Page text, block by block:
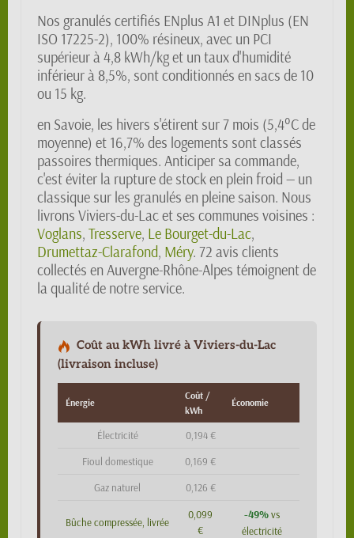
Nos granulés certifiés ENplus A1 et DINplus (EN
ISO 17225-2), 100% résineux, avec un PCI
supérieur à 4,8 kWh/kg et un taux d'humidité
inférieur à 8,5%, sont conditionnés en sacs de 10
ou 15 kg.
en Savoie, les hivers s'étirent sur 7 mois (5,4°C de
moyenne) et 16,7% des logements sont classés
passoires thermiques. Anticiper sa commande,
c'est éviter la rupture de stock en plein froid — un
classique sur les granulés en pleine saison. Nous
livrons Viviers-du-Lac et ses communes voisines :
Voglans, Tresserve, Le Bourget-du-Lac,
Drumettaz-Clarafond, Méry. 72 avis clients
collectés en Auvergne-Rhône-Alpes témoignent de
la qualité de notre service.
Coût au kWh livré à Viviers-du-Lac
(livraison incluse)
Énergie
Coût /
kWh
Économie
Électricité 0,194 €
Fioul domestique 0,169 €
Gaz naturel 0,126 €
Bûche compressée, livrée
0,099
€
-49%vs
électricité